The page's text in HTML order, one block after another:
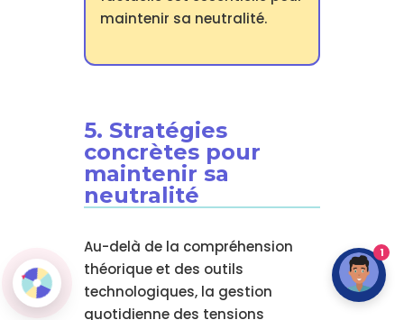
maintenir sa neutralité.
5. Stratégies
concrètes pour
maintenir sa
neutralité
Au-delà de la compréhension
théorique et des outils
technologiques, la gestion
quotidienne des tensions
1